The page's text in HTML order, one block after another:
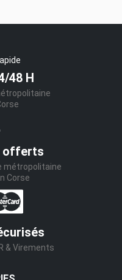
48 H
offerts
métropolitaine
Corse
& Virements